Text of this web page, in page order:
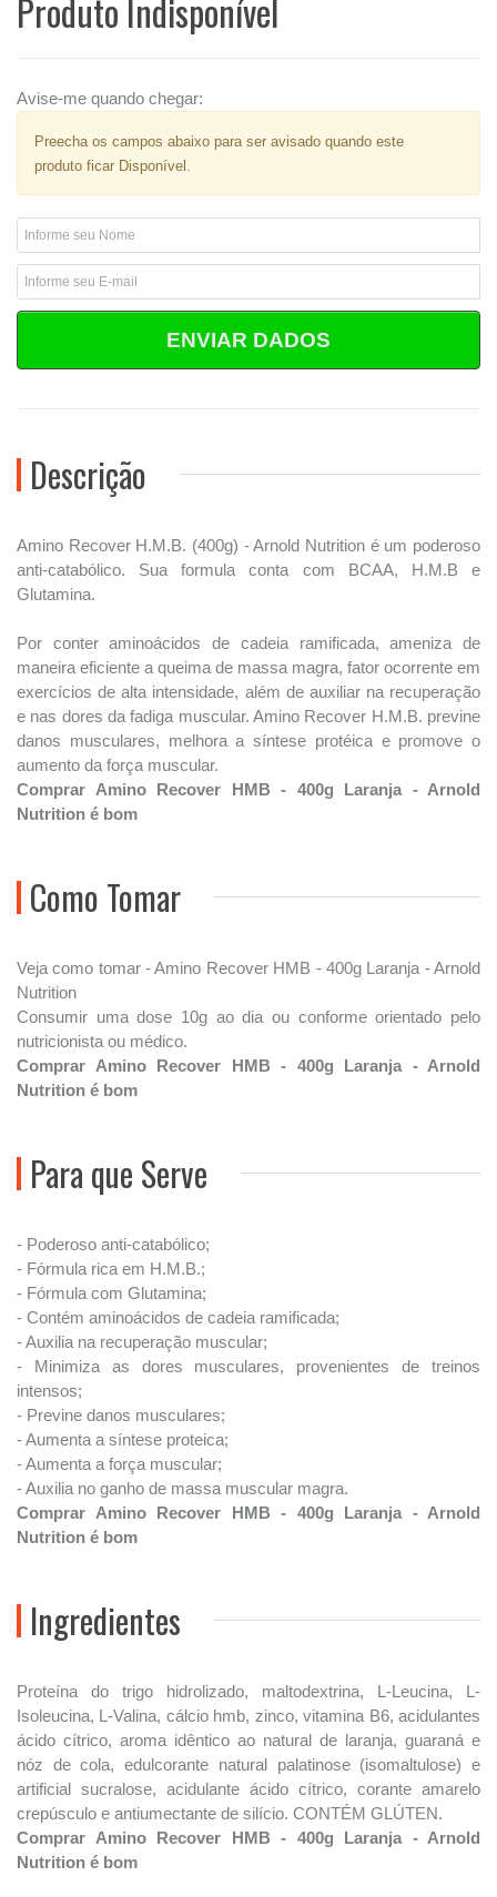
Produto Indisponível
Avise-me quando chegar:
Preecha os campos abaixo para ser avisado quando este
produto ficar Disponível.
ENVIAR DADOS
Descrição
Amino Recover H.M.B. (400g) - Arnold Nutrition é um poderoso
anti-catabólico. Sua formula conta com BCAA, H.M.B e
Glutamina.
Por conter aminoácidos de cadeia ramificada, ameniza de
maneira eficiente a queima de massa magra, fator ocorrente em
exercícios de alta intensidade, além de auxiliar na recuperação
e nas dores da fadiga muscular. Amino Recover H.M.B. previne
danos musculares, melhora a síntese protéica e promove o
aumento da força muscular.
Comprar Amino Recover HMB - 400g Laranja - Arnold
Nutrition é bom
Como Tomar
Veja como tomar - Amino Recover HMB - 400g Laranja - Arnold
Nutrition
Consumir uma dose 10g ao dia ou conforme orientado pelo
nutricionista ou médico.
Comprar Amino Recover HMB - 400g Laranja - Arnold
Nutrition é bom
Para que Serve
- Poderoso anti-catabólico;
- Fórmula rica em H.M.B.;
- Fórmula com Glutamina;
- Contém aminoácidos de cadeia ramificada;
- Auxilia na recuperação muscular;
- Minimiza as dores musculares, provenientes de treinos
intensos;
- Previne danos musculares;
- Aumenta a síntese proteica;
- Aumenta a força muscular;
- Auxilia no ganho de massa muscular magra.
Comprar Amino Recover HMB - 400g Laranja - Arnold
Nutrition é bom
Ingredientes
Proteína do trigo hidrolizado, maltodextrina, L-Leucina, L-
Isoleucina, L-Valina, cálcio hmb, zinco, vitamina B6, acidulantes
ácido cítrico, aroma idêntico ao natural de laranja, guaraná e
nóz de cola, edulcorante natural palatinose (isomaltulose) e
artificial sucralose, acidulante ácido cítrico, corante amarelo
crepúsculo e antiumectante de silício. CONTÉM GLÚTEN.
Comprar Amino Recover HMB - 400g Laranja - Arnold
Nutrition é bom